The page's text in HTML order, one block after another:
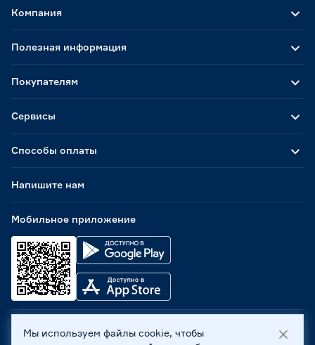
Способы оплаты
Мобильное приложение
Компания
Полезная информация
Покупателям
Сервисы
Напишите нам
ООО «Бауцентр Рус» 2004 -2026, 236029, г. Калининград,
Мы используем файлы cookie, чтобы